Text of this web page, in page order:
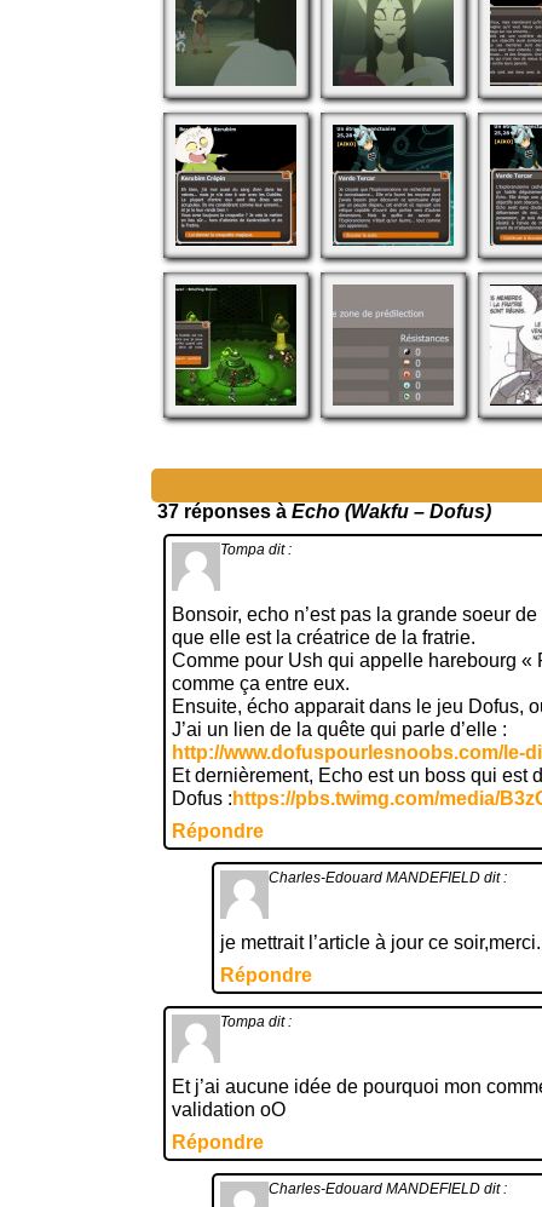
37 réponses à Echo (Wakfu – Dofus)
Tompa dit :
Bonsoir, echo n’est pas la grande soeur
que elle est la créatrice de la fratrie.
Comme pour Ush qui appelle harebourg «
comme ça entre eux.
Ensuite, écho apparait dans le jeu Dofus,
J’ai un lien de la quête qui parle d’elle :
http://www.dofuspourlesnoobs.com/le-
Et dernièrement, Echo est un boss qui est
Dofus : https://pbs.twimg.com/media/
Répondre
Charles-Edouard MANDEFIELD dit :
je mettrait l’article à jour ce soir,merci.
Répondre
Tompa dit :
Et j’ai aucune idée de pourquoi mon
validation oO
Répondre
Charles-Edouard MANDEFIELD dit :